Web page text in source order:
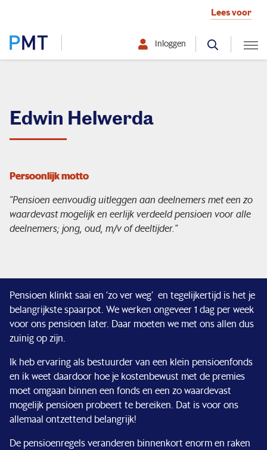
Lees voor
Werkgever
Over PMT
Inloggen
Organisatie
Financiële situatie
Nieuws & pers
Service & contact
Edwin Helwerda
Persoonlijk motto
"Pensioen eenvoudig uitleggen aan deelnemers met een zo
waardevast mogelijk en eerlijk verdeeld pensioen voor alle
deelnemers; jong, oud, m/v of deeltijder."
Pensioen klinkt saai en ‘zo ver weg’ en tegelijkertijd is het je
belangrijkste spaarpot. We werken ongeveer 1 dag per week
voor ons pensioen later. Daar moeten we met ons allen dus
zuinig op zijn.
Ik heb ervaring als bestuurder van een klein pensioenfonds
en ik weet daardoor hoe je kostenbewust met de premies
moet omgaan binnen een fonds en een zo waardevast
mogelijk pensioen probeert te bereiken. Dat is voor ons
allemaal ontzettend belangrijk!
De pensioenregels veranderen binnenkort enorm en raken